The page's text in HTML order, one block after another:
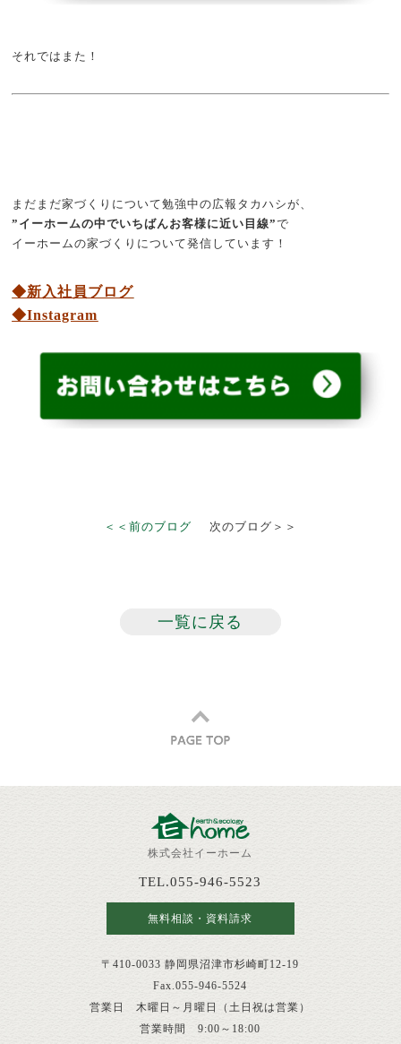
それではまた！
まだまだ家づくりについて勉強中の広報タカハシが、
”イーホームの中でいちばんお客様に近い目線”で
イーホームの家づくりについて発信しています！
◆新入社員ブログ
◆Instagram
＜＜前のブログ 次のブログ＞＞
一覧に戻る
株式会社イーホーム
TEL.055-946-5523
無料相談・資料請求
〒410-0033 静岡県沼津市杉崎町12-19
Fax.055-946-5524
営業日 木曜日～月曜日（土日祝は営業）
営業時間 9:00～18:00